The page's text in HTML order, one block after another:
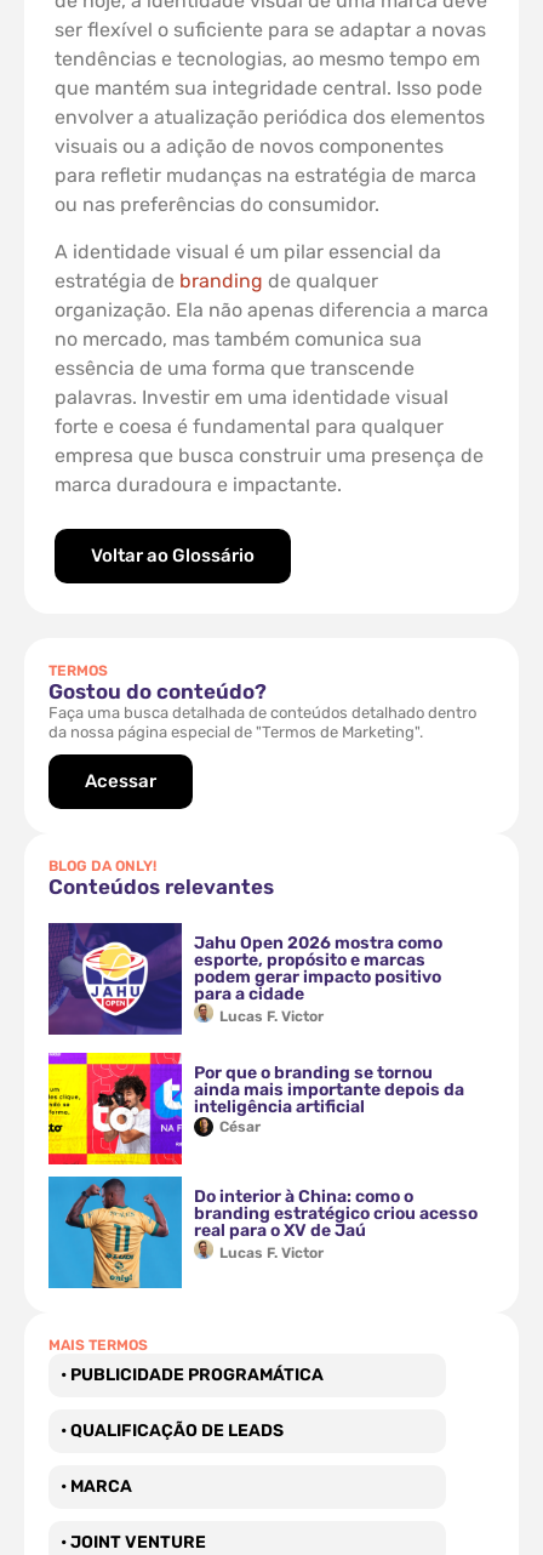
ser flexível o suficiente para se adaptar a novas
tendências e tecnologias, ao mesmo tempo em
que mantém sua integridade central. Isso pode
envolver a atualização periódica dos elementos
visuais ou a adição de novos componentes
para refletir mudanças na estratégia de marca
ou nas preferências do consumidor.
A identidade visual é um pilar essencial da
estratégia de branding de qualquer
organização. Ela não apenas diferencia a marca
no mercado, mas também comunica sua
essência de uma forma que transcende
palavras. Investir em uma identidade visual
forte e coesa é fundamental para qualquer
empresa que busca construir uma presença de
marca duradoura e impactante.
Voltar ao Glossário
TERMOS
Gostou do conteúdo?
Faça uma busca detalhada de conteúdos detalhado dentro
da nossa página especial de "Termos de Marketing".
Acessar
BLOG DA ONLY!
Conteúdos relevantes
Jahu Open 2026 mostra como
esporte, propósito e marcas
podem gerar impacto positivo
para a cidade
Lucas F. Victor
Por que o branding se tornou
ainda mais importante depois da
inteligência artificial
César
Do interior à China: como o
branding estratégico criou acesso
real para o XV de Jaú
Lucas F. Victor
MAIS TERMOS
• PUBLICIDADE PROGRAMÁTICA
• QUALIFICAÇÃO DE LEADS
• MARCA
• JOINT VENTURE